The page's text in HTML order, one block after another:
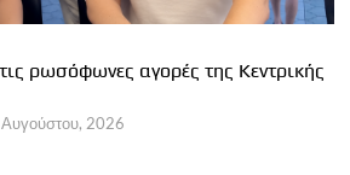
ρωσόφωνες αγορές της Κεντρικής
2026